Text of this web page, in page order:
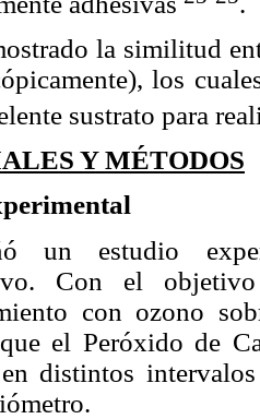
la similitud
los
sustrato para
Y MÉTODOS
un estudio
Con el
con ozono
el Peróxido de
distintos